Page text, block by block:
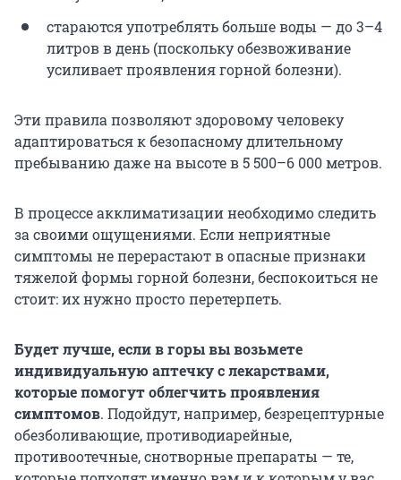
стараются употреблять больше воды — до 3–4
литров в день (поскольку обезвоживание
усиливает проявления горной болезни).
Эти правила позволяют здоровому человеку
адаптироваться к безопасному длительному
пребыванию даже на высоте в 5 500–6 000 метров.
В процессе акклиматизации необходимо следить
за своими ощущениями. Если неприятные
симптомы не перерастают в опасные признаки
тяжелой формы горной болезни, беспокоиться не
стоит: их нужно просто перетерпеть.
Будет лучше, если в горы вы возьмете
индивидуальную аптечку с лекарствами,
которые помогут облегчить проявления
симптомов. Подойдут, например, безрецептурные
обезболивающие, противодиарейные,
противоотечные, снотворные препараты — те,